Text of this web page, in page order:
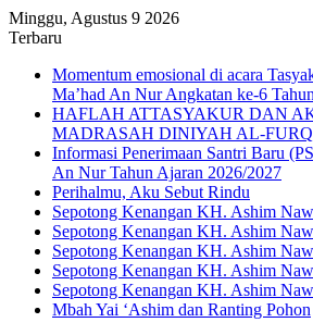
Minggu, Agustus 9 2026
Terbaru
Momentum emosional di acara
Ma’had An Nur Angkatan ke-6
HAFLAH ATTASYAKUR DAN
MADRASAH DINIYAH AL-
Informasi Penerimaan Santri Baru
An Nur Tahun Ajaran 2026/2027
Perihalmu, Aku Sebut Rindu
Sepotong Kenangan KH. Ashim
Sepotong Kenangan KH. Ashim
Sepotong Kenangan KH. Ashim
Sepotong Kenangan KH. Ashim
Sepotong Kenangan KH. Ashim
Mbah Yai ‘Ashim dan Ranting Pohon